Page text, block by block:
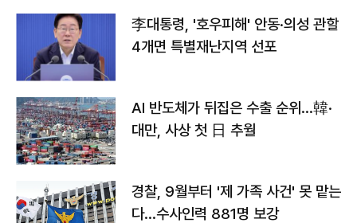
李대통령, '호우피해' 안동·의성 관할
4개면 특별재난지역 선포
AI 반도체가 뒤집은 수출 순위…韓·
대만, 사상 첫 日 추월
경찰, 9월부터 '제 가족 사건' 못 맡는
다…수사인력 881명 보강